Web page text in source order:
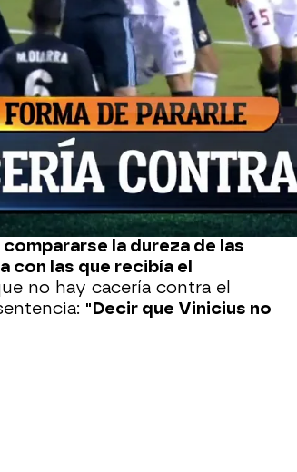
WhatsappFacebook
X
las patadas que recibe Vinicius
han repasado las peores
durante sus años como
ha sido el centro de los focos
faltas que recibe en cada
la dureza de las
con las que recibía el
no hay cacería contra el
"Decir que Vinicius no